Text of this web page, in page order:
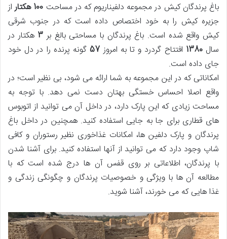
باغ پرندگان کیش در مجموعه دلفیناریوم که در مساحت 100 هکتار
از
جزیره کیش را به خود اختصاص داده است که در جنوب شرقی
کیش واقع شده است. باغ پرندگان با مساحتی بالغ بر 3 هکتار در
سال1380 افتتاح گردرد و تا به امروز 57 گونه پرنده را در دل خود
جای داده است.
امکاناتی که در این مجموعه به شما ارائه می شود، بی نظیر است؛ در
واقع اصلا احساس خستگی بهتان دست نمی دهد. با توجه به
مساحت زیادی که این پارک دارد، در داخل آن می توانید از اتوبوس
های قطاری برای جا به جایی استفاده کنید. همچنین در داخل باغ
پرندگان و پارک دلفین ها، امکانات غذاخوری نظیر رستوران و کافی
شاپ وجود دارد که می توانید از آنها استفاده کنید. برای آشنا شدن
با پرندگان، اطلاعاتی بر روی قفس آن ها درج شده است که با
مطالعه آن ها با ویژگی و خصوصیات پرندگان و چگونگی زندگی و
غذا هایی که می خورند، آشنا شوید.